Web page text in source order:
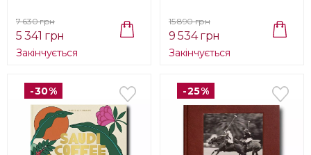
7 630 грн
5 341 грн
Закінчується
15 890 грн
9 534 грн
Закінчується
-30% -25%